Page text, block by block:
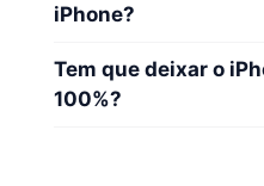
iPhone?
Tem que deixar o
100%?